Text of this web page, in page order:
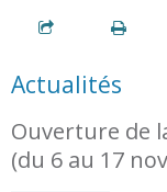
Actualités
Ouverture de
(du 6 au 17